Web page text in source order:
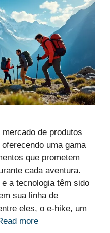
de produtos
uma gama
que prometem
cada aventura.
a tecnologia têm sido
sua linha de
eles, o e-hike, um
more